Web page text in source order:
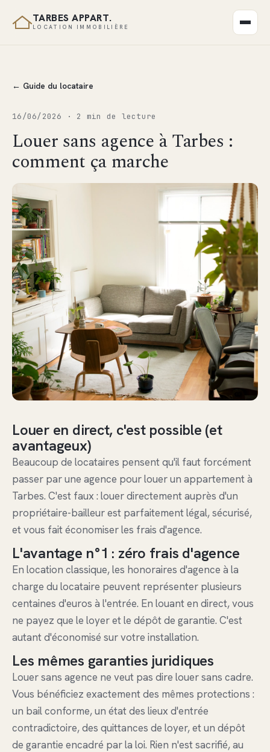
TARBES APPART.
LOCATION IMMOBILIÈRE
← Guide du locataire
16/06/2026 · 2 min de lecture
Louer sans agence à Tarbes :
comment ça marche
Louer en direct, c'est possible (et
avantageux)
Beaucoup de locataires pensent qu'il faut forcément
passer par une agence pour louer un appartement à
Tarbes. C'est faux : louer directement auprès d'un
propriétaire-bailleur est parfaitement légal, sécurisé,
et vous fait économiser les frais d'agence.
L'avantage n°1 : zéro frais d'agence
En location classique, les honoraires d'agence à la
charge du locataire peuvent représenter plusieurs
centaines d'euros à l'entrée. En louant en direct, vous
ne payez que le loyer et le dépôt de garantie. C'est
autant d'économisé sur votre installation.
Les mêmes garanties juridiques
Louer sans agence ne veut pas dire louer sans cadre.
Vous bénéficiez exactement des mêmes protections :
un bail conforme, un état des lieux d'entrée
contradictoire, des quittances de loyer, et un dépôt
de garantie encadré par la loi. Rien n'est sacrifié, au